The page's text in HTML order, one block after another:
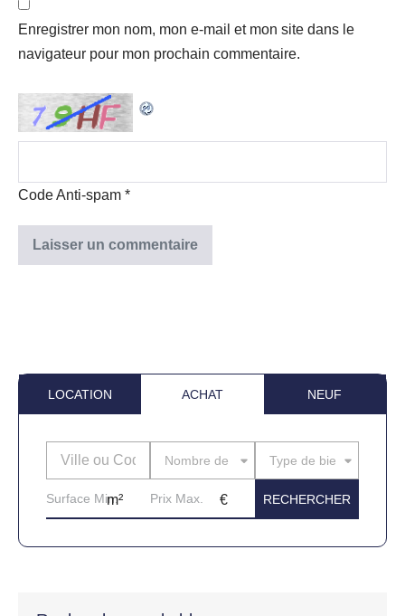
Enregistrer mon nom, mon e-mail et mon site dans le
navigateur pour mon prochain commentaire.
Code Anti-spam *
LOCATION ACHAT NEUF
Nombre de piècesType de bien